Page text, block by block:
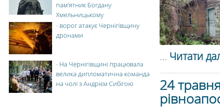
... Читати
24
пам’ятник Богдану
Хмельницькому
- ворог атакує Чернігівщину
дронами
- На Чернігівщині працювала
велика дипломатична команда
на чолі з Андрієм Сибігою